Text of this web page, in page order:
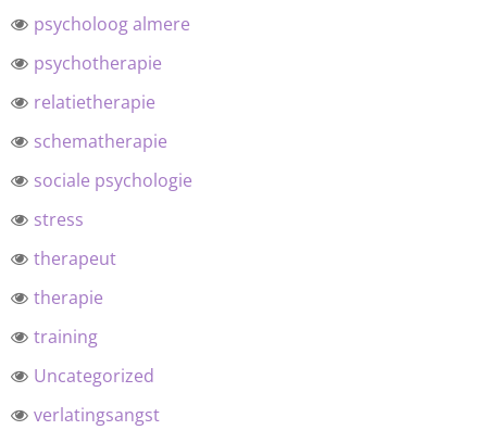
psycholoog almere
psychotherapie
relatietherapie
schematherapie
sociale psychologie
stress
therapeut
therapie
training
Uncategorized
verlatingsangst